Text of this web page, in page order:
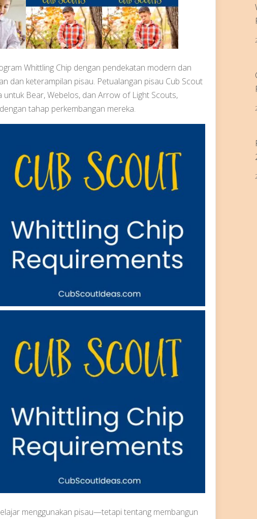
Whittling Chip dengan pendekatan modern dan
dan keterampilan pisau. Petualangan pisau Cub Scout
Bear, Webelos, dan Arrow of Light Scouts,
tahap perkembangan mereka.
menggunakan pisau—tetapi tentang membangun